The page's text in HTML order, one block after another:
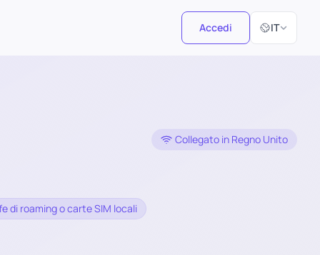
Accedi IT
Seleziona la
Collegato in Regno Unito
di roaming o carte SIM locali